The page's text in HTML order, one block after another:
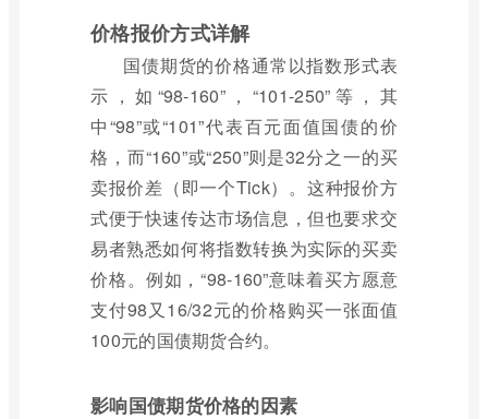
价格报价方式详解
国债期货的价格通常以指数形式表
示，如“98-160”，“101-250”等，其
中“98”或“101”代表百元面值国债的价
格，而“160”或“250”则是32分之一的买
卖报价差（即一个Tick）。这种报价方
式便于快速传达市场信息，但也要求交
易者熟悉如何将指数转换为实际的买卖
价格。例如，“98-160”意味着买方愿意
支付98又16/32元的价格购买一张面值
100元的国债期货合约。
影响国债期货价格的因素